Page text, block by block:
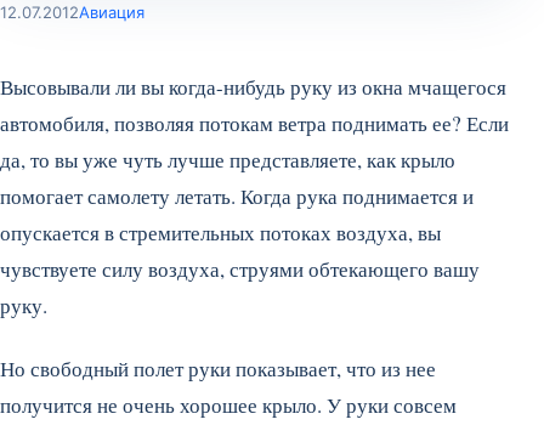
12.07.2012Авиация
Высовывали ли вы когда-нибудь руку из окна мчащегося
автомобиля, позволяя потокам ветра поднимать ее? Если
да, то вы уже чуть лучше представляете, как крыло
помогает самолету летать. Когда рука поднимается и
опускается в стремительных потоках воздуха, вы
чувствуете силу воздуха, струями обтекающего вашу
руку.
Но свободный полет руки показывает, что из нее
получится не очень хорошее крыло. У руки совсем